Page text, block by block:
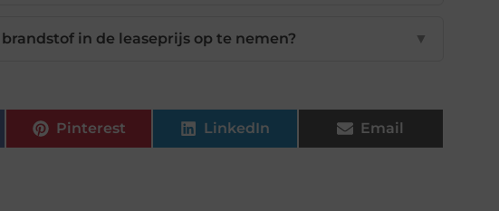
in de leaseprijs op te nemen? ▼
Pinterest LinkedIn Email